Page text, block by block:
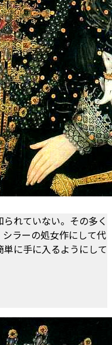
れていない。その多く
ラーの処女作にして代
に手に入るようにして